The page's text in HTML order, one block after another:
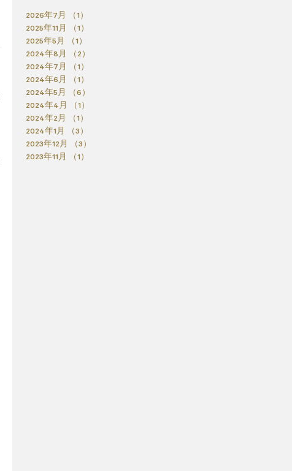
2026年7月 （1）
2025年11月
（1）
2025年5月
（1）
2024年8月
（2）
2024年7月
（1）
2024年6月
（1）
2024年5月
（6）
2024年4月
（1）
2024年2月
（1）
2024年1月
（3）
2023年12月
（3）
2023年11月
（1）